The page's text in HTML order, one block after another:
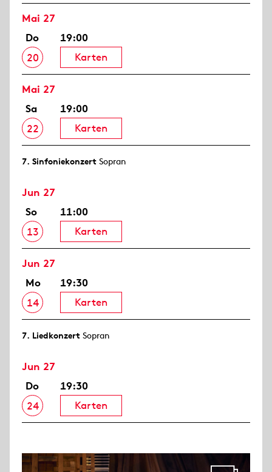
Mai 27
Do
20
19:00
Karten
Mai 27
Sa
22
19:00
Karten
7. Sinfonie­konzert Sopran
Jun 27
So
13
11:00
Karten
Jun 27
Mo
14
19:30
Karten
7. Liedkonzert Sopran
Jun 27
Do
24
19:30
Karten